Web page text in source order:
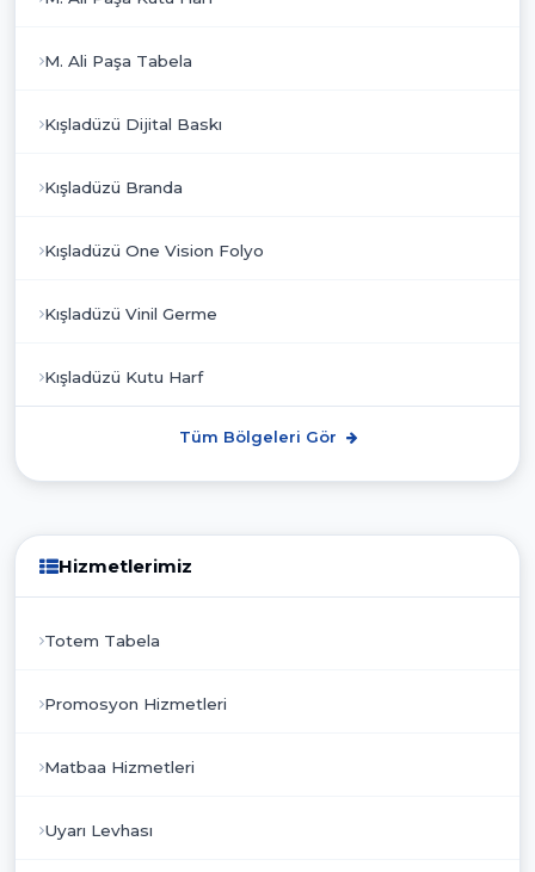
M. Ali Paşa Tabela
Kışladüzü Dijital Baskı
Kışladüzü Branda
Kışladüzü One Vision Folyo
Kışladüzü Vinil Germe
Kışladüzü Kutu Harf
Tüm Bölgeleri Gör
Hizmetlerimiz
Totem Tabela
Promosyon Hizmetleri
Matbaa Hizmetleri
Uyarı Levhası